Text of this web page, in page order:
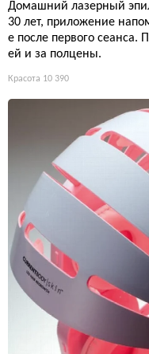
Домашний лазерный
30 лет, приложение
е после первого сеанса.
ей и за полцены.
Красота 10 390